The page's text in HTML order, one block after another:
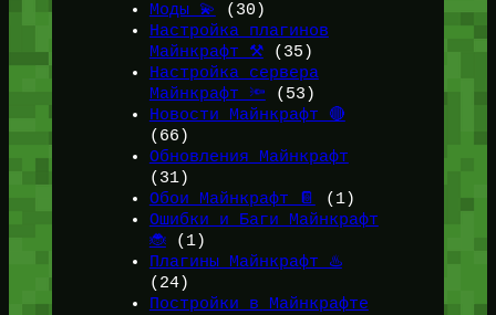
Моды 💫
(30)
Настройка плагинов
Майнкрафт ⚒️(35)
Настройка сервера
Майнкрафт 🔦 (53)
Новости Майнкрафт 🔴
(66)
Обновления Майнкрафт
(31)
Обои Майнкрафт 📔
(1)
Ошибки и Баги Майнкрафт
🐞(1)
Плагины Майнкрафт ♨️
(24)
Постройки в Майнкрафте